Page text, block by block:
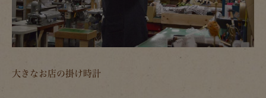
大きなお店の掛け時計